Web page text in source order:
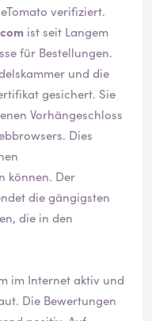
verifiziert.
ist seit Langem
für Bestellungen.
und die
gesichert. Sie
Vorhängeschloss
Dies
können. Der
die gängigsten
die in den
im Internet aktiv und